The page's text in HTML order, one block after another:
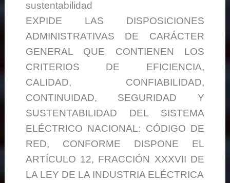
sustentabilidad
EXPIDE LAS DISPOSICIONES
ADMINISTRATIVAS DE CARÁCTER
GENERAL QUE CONTIENEN LOS
CRITERIOS DE EFICIENCIA,
CALIDAD, CONFIABILIDAD,
CONTINUIDAD, SEGURIDAD Y
SUSTENTABILIDAD DEL SISTEMA
ELÉCTRICO NACIONAL: CÓDIGO DE
RED, CONFORME DISPONE EL
ARTÍCULO 12, FRACCIÓN XXXVII DE
LA LEY DE LA INDUSTRIA ELÉCTRICA